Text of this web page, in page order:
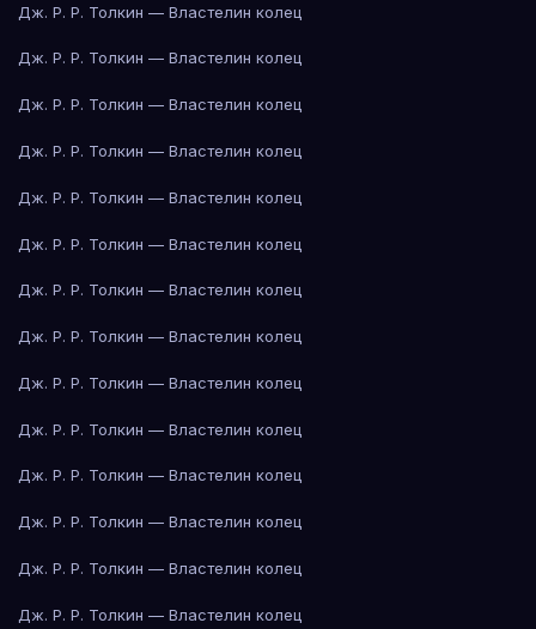
Дж. Р. Р. Толкин — Властелин колец
Дж. Р. Р. Толкин — Властелин колец
Дж. Р. Р. Толкин — Властелин колец
Дж. Р. Р. Толкин — Властелин колец
Дж. Р. Р. Толкин — Властелин колец
Дж. Р. Р. Толкин — Властелин колец
Дж. Р. Р. Толкин — Властелин колец
Дж. Р. Р. Толкин — Властелин колец
Дж. Р. Р. Толкин — Властелин колец
Дж. Р. Р. Толкин — Властелин колец
Дж. Р. Р. Толкин — Властелин колец
Дж. Р. Р. Толкин — Властелин колец
Дж. Р. Р. Толкин — Властелин колец
Дж. Р. Р. Толкин — Властелин колец